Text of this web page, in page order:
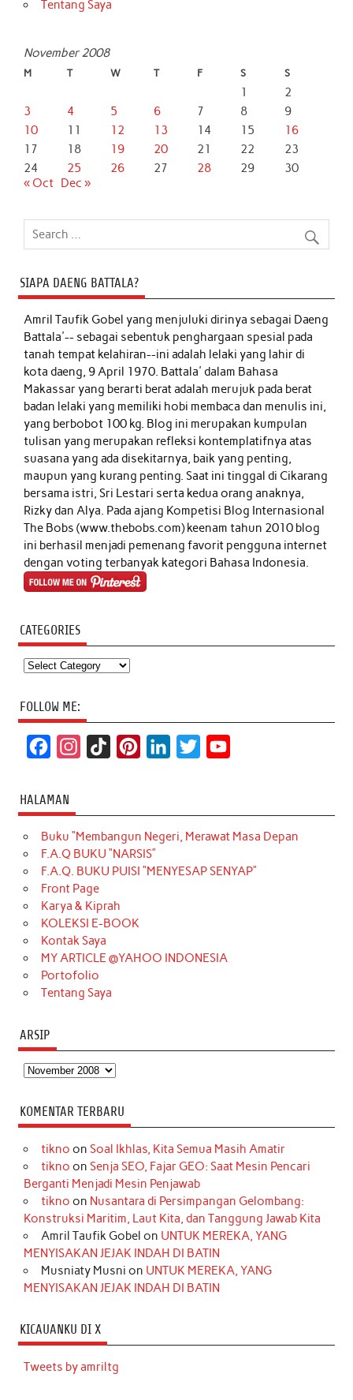
Tentang Saya
November 2008
M T W T F S S
1
2
3
4 5 6 7 8
9
10
11 12 13 14 15
16
17
18 19 20 21 22
23
24
25 26 27 28 29
30
« Oct Dec »
SIAPA DAENG BATTALA?
Amril Taufik Gobelyang menjuluki dirinya sebagai Daeng
Battala'-- sebagai sebentuk penghargaan spesial pada
tanah tempat kelahiran--ini adalah lelaki yang lahir di
kota daeng, 9 April 1970. Battala' dalam Bahasa
Makassar yang berarti berat adalah merujuk pada berat
badan lelaki yang memiliki hobi membaca dan menulis ini,
yang berbobot 100 kg. Blog ini merupakan kumpulan
tulisan yang merupakan refleksi kontemplatifnya atas
suasana yang ada disekitarnya, baik yang penting,
maupun yang kurang penting. Saat ini tinggal di Cikarang
bersama istri, Sri Lestari serta kedua orang anaknya,
Rizky dan Alya. Pada ajang Kompetisi Blog Internasional
The Bobs (www.thebobs.com) keenam tahun 2010 blog
ini berhasil menjadi pemenang favorit pengguna internet
dengan voting terbanyak kategori Bahasa Indonesia.
CATEGORIES
Categories
FOLLOW ME:
c
e
b
o
o
k
t
a
g
r
a
m
T
o
k
t
e
r
k
e
d
t
t
e
T
u
b
HALAMAN
Buku “Membangun Negeri, Merawat Masa Depan
F.A.Q BUKU “NARSIS”
F.A.Q. BUKU PUISI “MENYESAP SENYAP”
Front Page
Karya & Kiprah
KOLEKSI E-BOOK
Kontak Saya
MY ARTICLE @YAHOO INDONESIA
Portofolio
Tentang Saya
ARSIP
Arsip
KOMENTAR TERBARU
tikno on Soal Ikhlas, Kita Semua Masih Amatir
tikno on Senja SEO, Fajar GEO: Saat Mesin Pencari
Berganti Menjadi Mesin Penjawab
tikno on Nusantara di Persimpangan Gelombang:
Konstruksi Maritim, Laut Kita, dan Tanggung Jawab Kita
Amril Taufik Gobel on UNTUK MEREKA, YANG
MENYISAKAN JEJAK INDAH DI BATIN
Musniaty Musni on UNTUK MEREKA, YANG
MENYISAKAN JEJAK INDAH DI BATIN
KICAUANKU DI X
Tweets by amriltg